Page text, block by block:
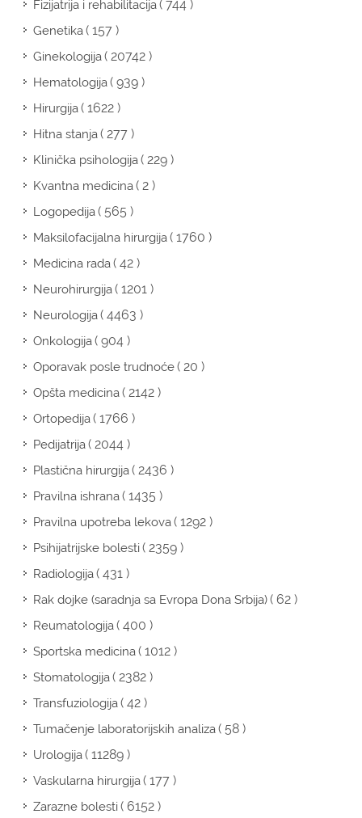
Fizijatrija i rehabilitacija( 744 )
Genetika( 157 )
Ginekologija( 20742 )
Hematologija( 939 )
Hirurgija( 1622 )
Hitna stanja( 277 )
Klinička psihologija( 229 )
Kvantna medicina( 2 )
Logopedija( 565 )
Maksilofacijalna hirurgija( 1760 )
Medicina rada( 42 )
Neurohirurgija( 1201 )
Neurologija( 4463 )
Onkologija( 904 )
Oporavak posle trudnoće( 20 )
Opšta medicina( 2142 )
Ortopedija( 1766 )
Pedijatrija( 2044 )
Plastična hirurgija( 2436 )
Pravilna ishrana( 1435 )
Pravilna upotreba lekova( 1292 )
Psihijatrijske bolesti( 2359 )
Radiologija( 431 )
Rak dojke (saradnja sa Evropa Dona Srbija)( 62 )
Reumatologija( 400 )
Sportska medicina( 1012 )
Stomatologija( 2382 )
Transfuziologija( 42 )
Tumačenje laboratorijskih analiza( 58 )
Urologija( 11289 )
Vaskularna hirurgija( 177 )
Zarazne bolesti( 6152 )